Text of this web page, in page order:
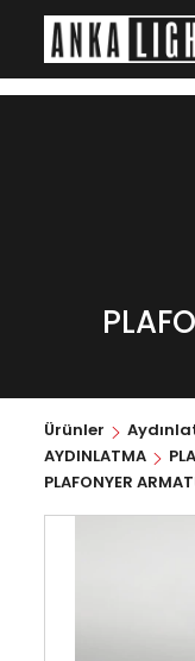
Ürünler
AYDINLATMA
PLAFONYER